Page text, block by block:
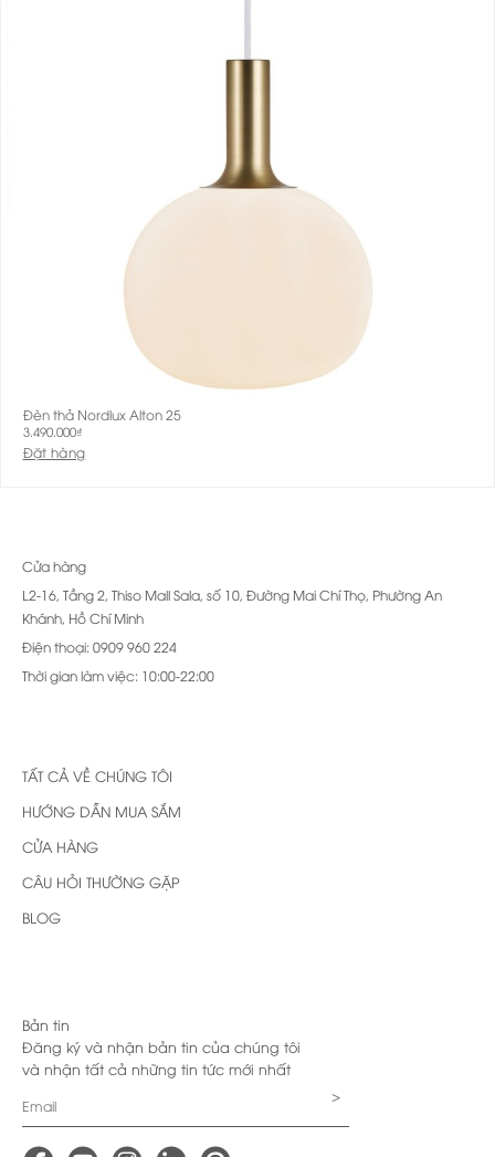
Đèn thả Nordlux Alton 25
3.490.000₫
Đặt hàng
Cửa hàng
L2-16, Tầng 2, Thiso Mall Sala, số 10, Đường Mai Chí Thọ, Phường An
Khánh, Hồ Chí Minh
Điện thoại: 0909 960 224
Thời gian làm việc: 10:00-22:00
TẤT CẢ VỀ CHÚNG TÔI
HƯỚNG DẪN MUA SẮM
CỬA HÀNG
CÂU HỎI THƯỜNG GẶP
BLOG
Bản tin
Đăng ký và nhận bản tin của chúng tôi
và nhận tất cả những tin tức mới nhất